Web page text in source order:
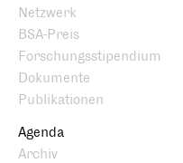
Netzwerk
BSA-Preis
Forschungsstipendium
Dokumente
Publikationen
Agenda
Archiv